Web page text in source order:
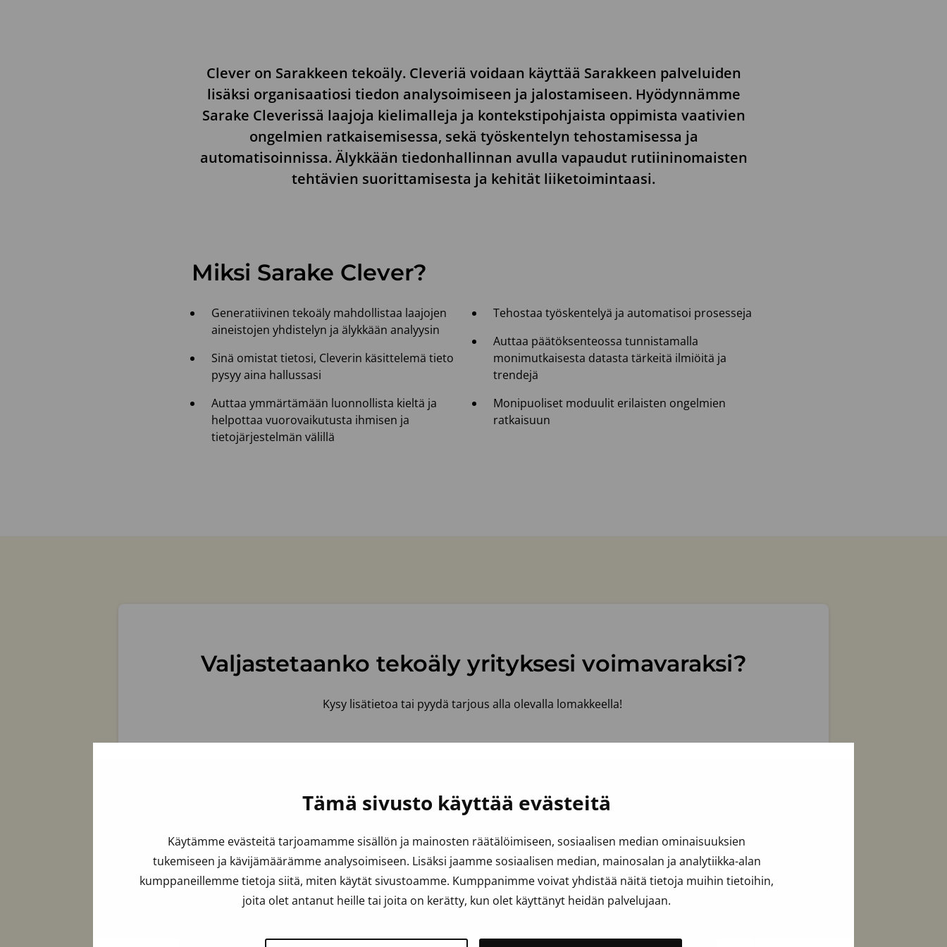
Tämä sivusto käyttää evästeitä
Käytämme evästeitä tarjoamamme sisällön ja mainosten räätälöimiseen, sosiaalisen median ominaisuuksien
tukemiseen ja kävijämäärämme analysoimiseen. Lisäksi jaamme sosiaalisen median, mainosalan ja analytiikka-alan
kumppaneillemme tietoja siitä, miten käytät sivustoamme. Kumppanimme voivat yhdistää näitä tietoja muihin tietoihin,
joita olet antanut heille tai joita on kerätty, kun olet käyttänyt heidän palvelujaan.
Clever on Sarakkeen tekoäly. Cleveriä voidaan käyttää Sarakkeen palveluiden
lisäksi organisaatiosi tiedon analysoimiseen ja jalostamiseen. Hyödynnämme
Sarake Cleverissä laajoja kielimalleja ja kontekstipohjaista oppimista vaativien
ongelmien ratkaisemisessa, sekä työskentelyn tehostamisessa ja
automatisoinnissa. Älykkään tiedonhallinnan avulla vapaudut rutiininomaisten
tehtävien suorittamisesta ja kehität liiketoimintaasi.
Miksi Sarake Clever?
Generatiivinen tekoäly mahdollistaa laajojen
aineistojen yhdistelyn ja älykkään analyysin
Sinä omistat tietosi, Cleverin käsittelemä tieto
pysyy aina hallussasi
Auttaa ymmärtämään luonnollista kieltä ja
helpottaa vuorovaikutusta ihmisen ja
tietojärjestelmän välillä
Tehostaa työskentelyä ja automatisoi prosesseja
Auttaa päätöksenteossa tunnistamalla
monimutkaisesta datasta tärkeitä ilmiöitä ja
trendejä
Monipuoliset moduulit erilaisten ongelmien
ratkaisuun
Valjastetaanko tekoäly yrityksesi voimavaraksi?
Kysy lisätietoa tai pyydä tarjous alla olevalla lomakkeella!
Yritys